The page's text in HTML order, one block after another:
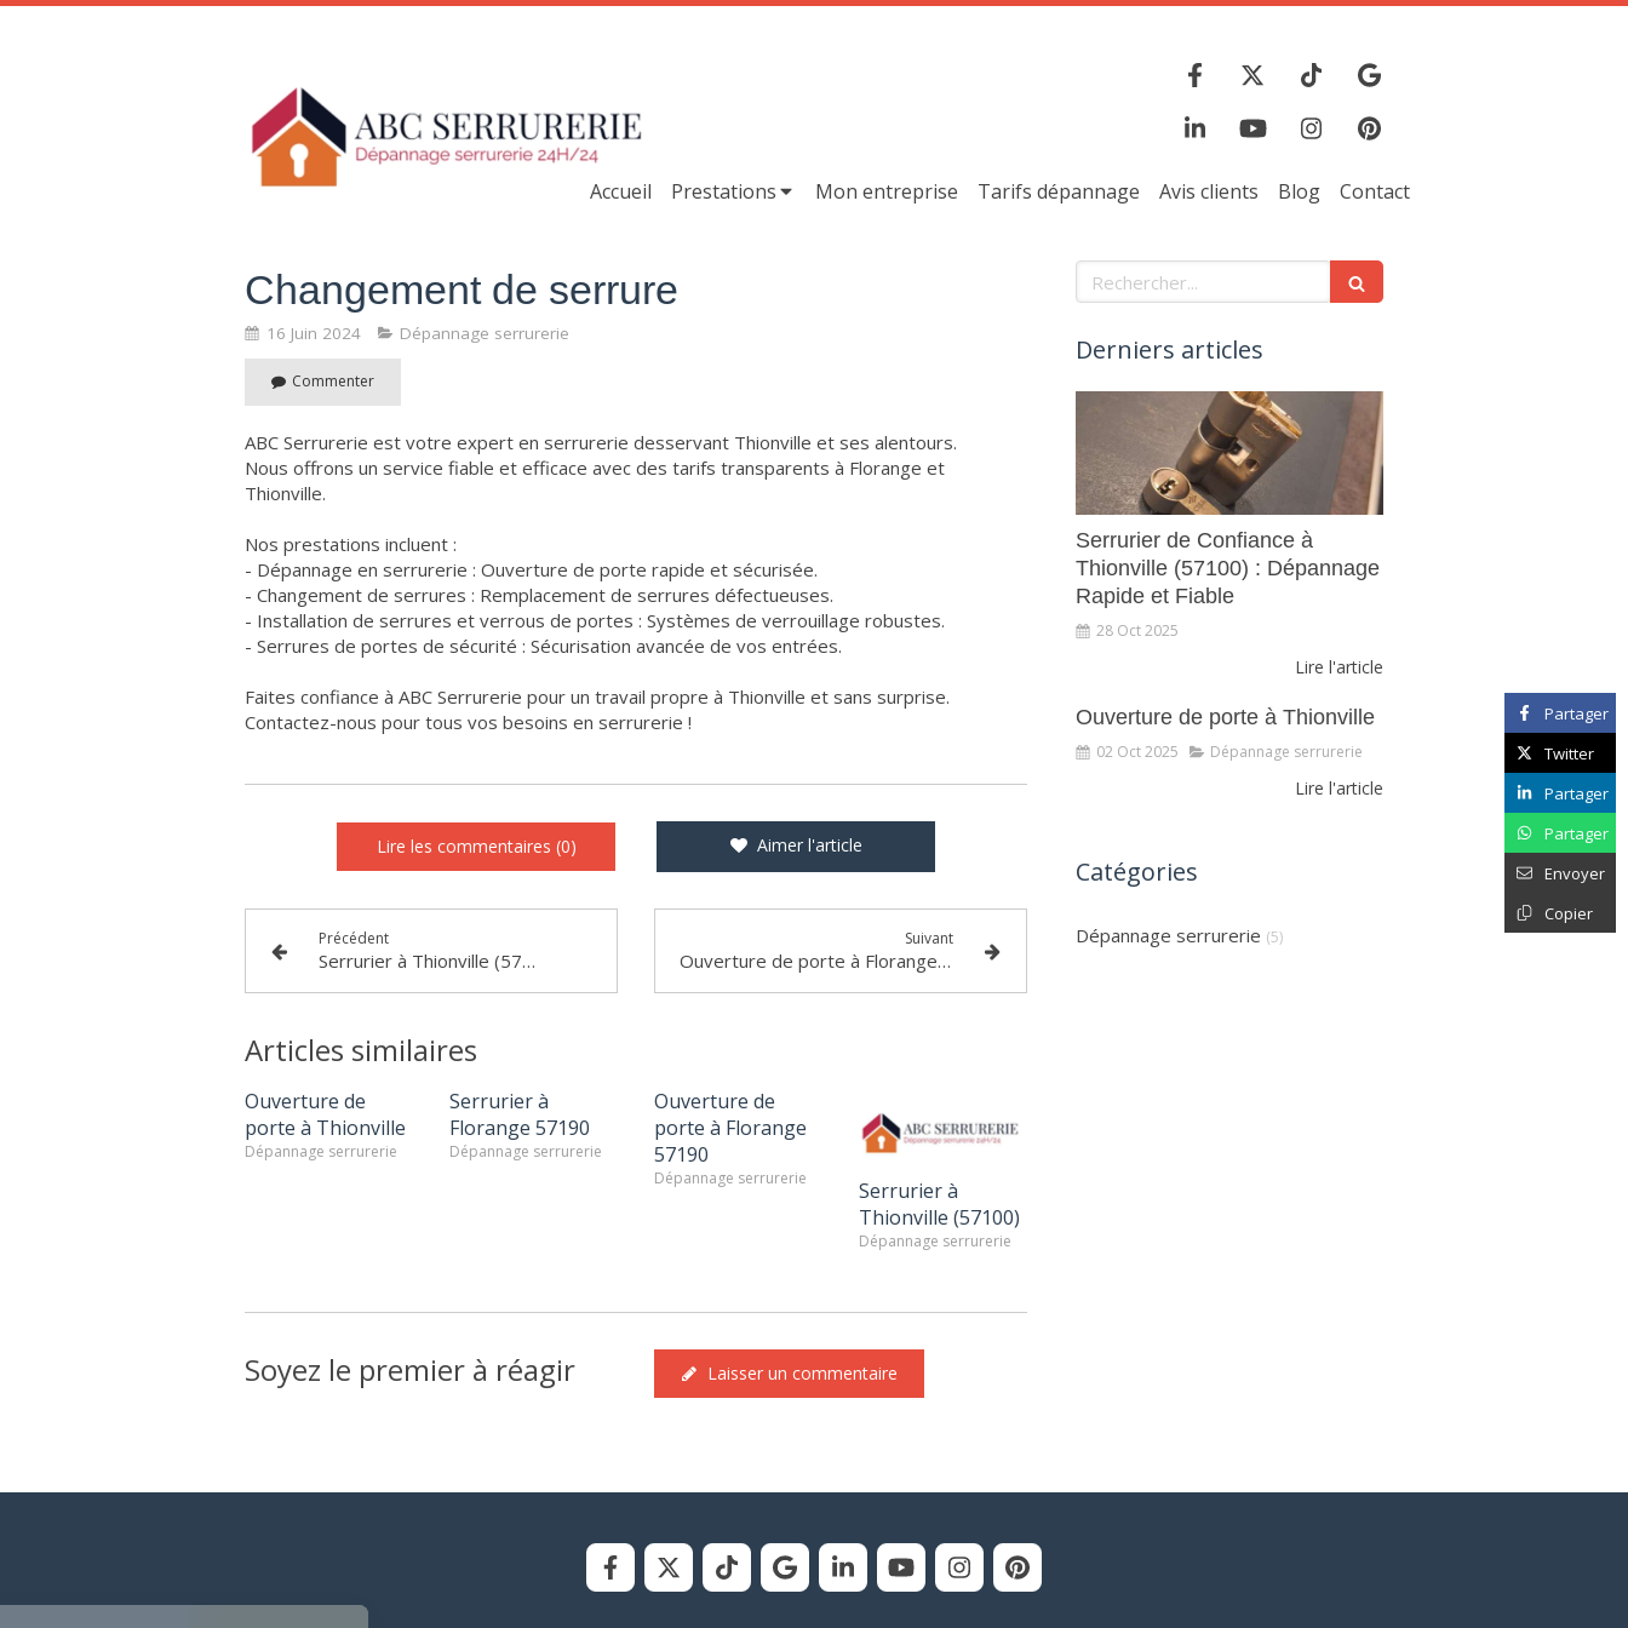
Accueil Prestations Mon entreprise Tarifs dépannage Avis clients Blog Contact
Changement de serrure
16 Juin 2024 Dépannage serrurerie
Commenter
ABC Serrurerie est votre expert en serrurerie desservant Thionville et ses alentours.
Nous offrons un service fiable et efficace avec des tarifs transparents à Florange et
Thionville.
Nos prestations incluent :
- Dépannage en serrurerie : Ouverture de porte rapide et sécurisée.
- Changement de serrures : Remplacement de serrures défectueuses.
- Installation de serrures et verrous de portes : Systèmes de verrouillage robustes.
- Serrures de portes de sécurité : Sécurisation avancée de vos entrées.
Faites confiance à ABC Serrurerie pour un travail propre à Thionville et sans surprise.
Contactez-nous pour tous vos besoins en serrurerie !
Lire les commentaires (0) Aimer l'article
Précédent
Serrurier à Thionville (57100)
Suivant
Ouverture de porte à Florange 57190
Articles similaires
Ouverture de
porte à Thionville
Dépannage serrurerie
Serrurier à
Florange 57190
Dépannage serrurerie
Ouverture de
porte à Florange
57190
Dépannage serrurerie
Serrurier à
Thionville (57100)
Dépannage serrurerie
Partager
Twitter
Partager
Partager
Envoyer
Copier
Soyez le premier à réagir Laisser un commentaire
Rechercher
Derniers articles
Serrurier de Confiance à
Thionville (57100) : Dépannage
Rapide et Fiable
28 Oct 2025
Lire l'article
Ouverture de porte à Thionville
02 Oct 2025 Dépannage serrurerie
Lire l'article
Catégories
Dépannage serrurerie (5)